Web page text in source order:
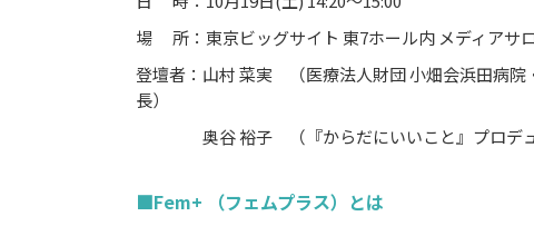
場 所：東京ビッグサイト 東7ホール内 メディアサ
登壇者：山村 菜実 （医療法人財団 小畑会浜田病院
長）
奥谷 裕子 （『からだにいいこと』プロデュ
■Fem+ （フェムプラス）とは